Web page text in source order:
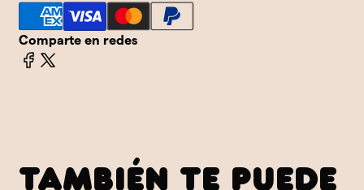
Comparte en redes
TAMBIÉN TE PUEDE